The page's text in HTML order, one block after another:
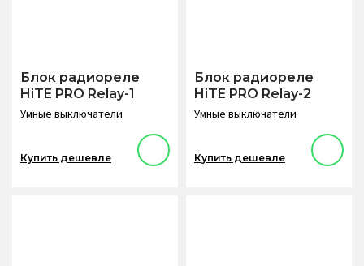
Блок радиореле
HiTE PRO Relay-1
Умные выключатели
Купить дешевле
Блок радиореле
HiTE PRO Relay-2
Умные выключатели
Купить дешевле